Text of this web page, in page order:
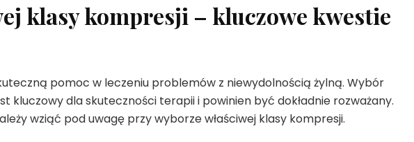
klasy kompresji – kluczowe kwestie
pomoc w leczeniu problemów z niewydolnością żylną. Wybór
kluczowy dla skuteczności terapii i powinien być dokładnie rozważany.
wziąć pod uwagę przy wyborze właściwej klasy kompresji.